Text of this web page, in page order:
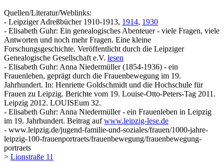
Quellen/Literatur/Weblinks:
- Leipziger Adreßbücher 1910-1913, 1914, 1930
- Elisabeth Guhr: Ein genealogisches Abenteuer - viele Fragen, viele
Antworten und noch mehr Fragen. Eine kleine
Forschungsgeschichte. Veröffentlicht durch die Leipziger
Genealogische Gesellschaft e.V. lesen
- Elisabeth Guhr: Anna Niedermüller (1854-1936) - ein
Frauenleben, geprägt durch die Frauenbewegung im 19.
Jahrhundert. In: Henriette Goldschmidt und die Hochschule für
Frauen zu Leipzig. Berichte vom 19. Louise-Otto-Peters-Tag 2011.
Leipzig 2012. LOUISEum 32.
- Elisabeth Guhr: Anna Niedermüller - ein Frauenleben in Leipzig
im 19. Jahrhundert. Beitrag aufwww.leipzig-lese.de
- www.leipzig.de/jugend-familie-und-soziales/frauen/1000-jahre-
leipzig-100-frauenportraets/frauenbewegung/frauenbewegung-
portraets
> Lionstraße 11